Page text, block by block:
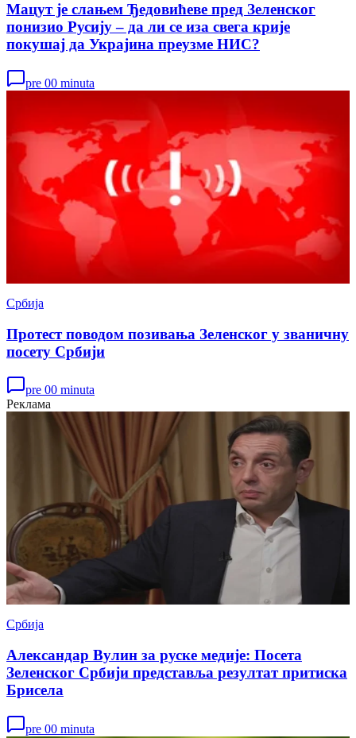
Мацут је слањем Ђедовићеве пред Зеленског
понизио Русију – да ли се иза свега крије
покушај да Украјина преузме НИС?
pre 00 minuta
Србија
Протест поводом позивања Зеленског у званичну
посету Србији
pre 00 minuta
Реклама
Србија
Александар Вулин за руске медије: Посета
Зеленског Србији представља резултат притиска
Брисела
pre 00 minuta